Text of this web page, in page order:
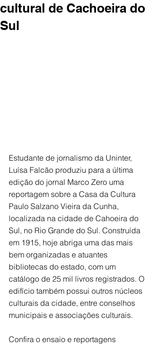
cultural de Cachoeira do
Sul
Estudante de jornalismo da Uninter,
Luísa Falcão produziu para a última
edição do jornal Marco Zero uma
reportagem sobre a Casa da Cultura
Paulo Salzano Vieira da Cunha,
localizada na cidade de Cahoeira do
Sul, no Rio Grande do Sul. Construída
em 1915, hoje abriga uma das mais
bem organizadas e atuantes
bibliotecas do estado, com um
catálogo de 25 mil livros registrados. O
edifício também possui outros núcleos
culturais da cidade, entre conselhos
municipais e associações culturais.
Confira o ensaio e reportagens